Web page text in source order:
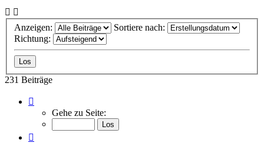
Anzeigen:
Sortiere nach:
Richtung:
231 Beiträge
14
von
Gehe zu Seite: